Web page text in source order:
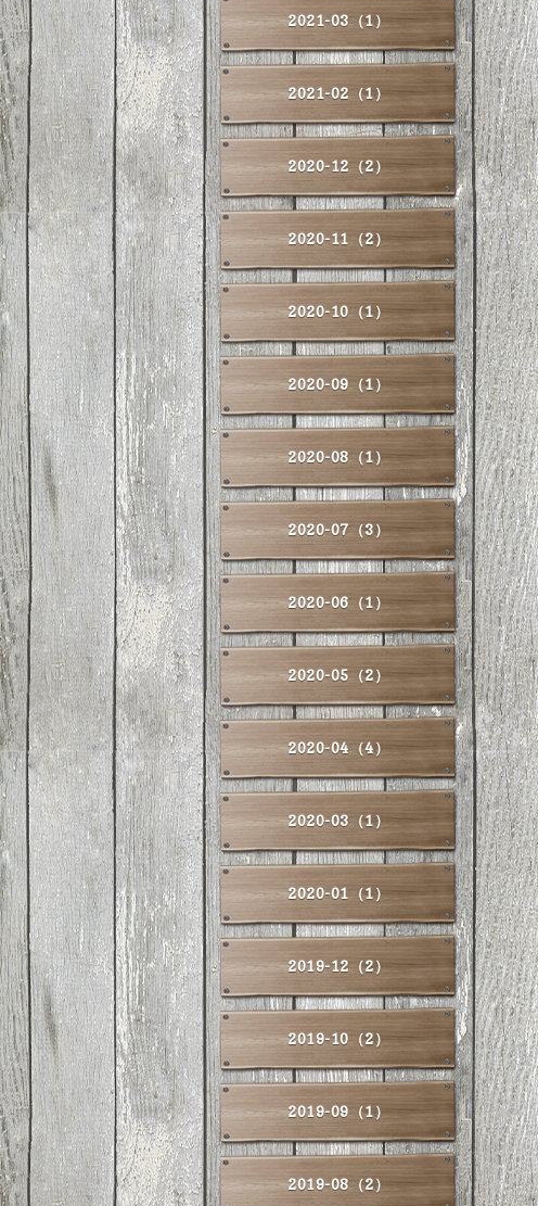
2021-03（1）
2021-02（1）
2020-12（2）
2020-11（2）
2020-10（1）
2020-09（1）
2020-08（1）
2020-07（3）
2020-06（1）
2020-05（2）
2020-04（4）
2020-03（1）
2020-01（1）
2019-12（2）
2019-10（2）
2019-09（1）
2019-08（2）